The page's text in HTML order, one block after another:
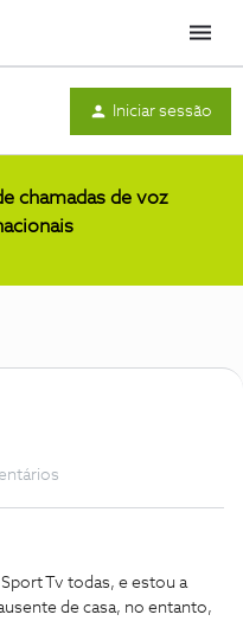
Menu
Iniciar sessão
chamadas de voz
Tv todas, e estou a
de casa, no entanto,